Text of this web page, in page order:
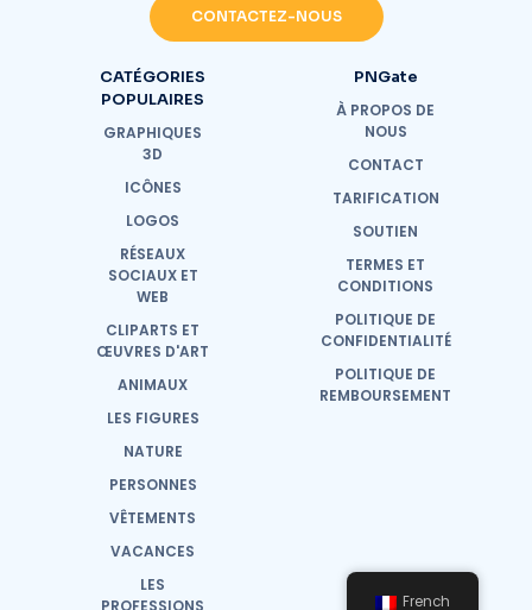
CONTACTEZ-NOUS
CATÉGORIES
POPULAIRES
GRAPHIQUES
3D
ICÔNES
LOGOS
RÉSEAUX
SOCIAUX ET
WEB
CLIPARTS ET
ŒUVRES D'ART
ANIMAUX
LES FIGURES
NATURE
PERSONNES
VÊTEMENTS
VACANCES
LES
PNGate
À PROPOS DE
NOUS
CONTACT
TARIFICATION
SOUTIEN
TERMES ET
CONDITIONS
POLITIQUE DE
CONFIDENTIALITÉ
POLITIQUE DE
REMBOURSEMENT
French